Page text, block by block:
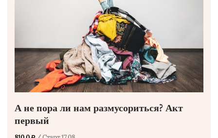
А не пора ли нам размусориться? Акт
первый